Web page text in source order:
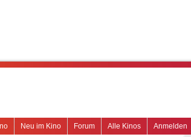
Anmelden
Alle Kinos
Forum
Neu im Kino